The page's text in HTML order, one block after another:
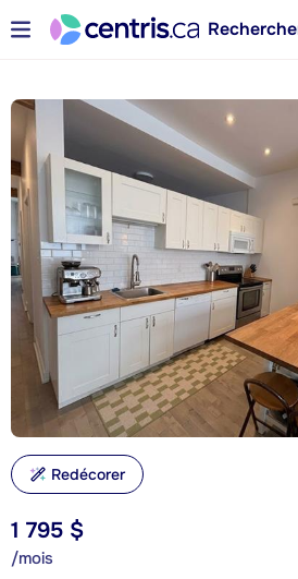
1 795 $
/mois
Redécorer